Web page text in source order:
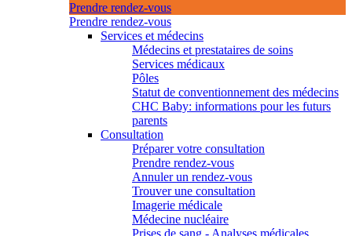
Prendre rendez-vous
Prendre rendez-vous
Services et médecins
Médecins et prestataires de soins
Services médicaux
Pôles
Statut de conventionnement des médecins
CHC Baby: informations pour les futurs
parents
Consultation
Préparer votre consultation
Prendre rendez-vous
Annuler un rendez-vous
Trouver une consultation
Imagerie médicale
Médecine nucléaire